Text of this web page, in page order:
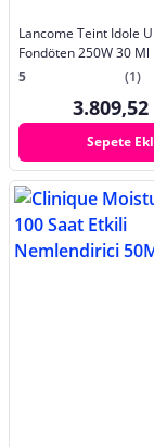
Lancome Teint Idole
Fondöten 250W 30 Ml
5
(1)
3.809,52
Sepete